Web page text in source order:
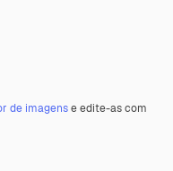
de imagense edite-as com